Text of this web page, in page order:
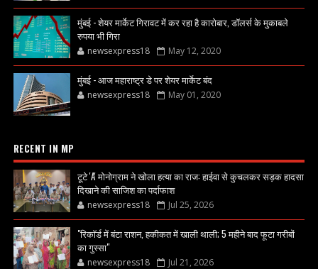
मुंबई - शेयर मार्केट गिरावट में कर रहा है कारोबार, डॉलर्स के मुकाबले
रुपया भी गिरा
newsexpress18 May 12, 2020
मुंबई - आज महाराष्ट्र डे पर शेयर मार्केट बंद
newsexpress18 May 01, 2020
RECENT IN MP
टूटे 'A' मोनोग्राम ने खोला हत्या का राज: हाईवा से कुचलकर सड़क हादसा
दिखाने की साजिश का पर्दाफाश
newsexpress18 Jul 25, 2026
"रिकॉर्ड में बंटा राशन, हकीकत में खाली थाली; 5 महीने बाद फूटा गरीबों
का गुस्सा"
newsexpress18 Jul 21, 2026